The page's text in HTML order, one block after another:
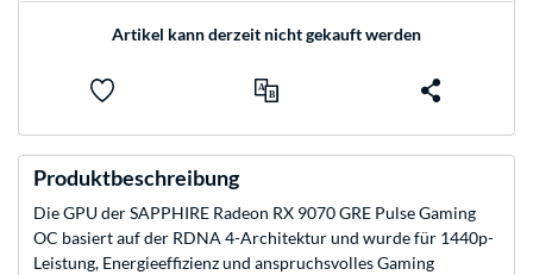
Artikel kann derzeit nicht gekauft werden
Produktbeschreibung
Die GPU der SAPPHIRE Radeon RX 9070 GRE Pulse Gaming
OC basiert auf der RDNA 4-Architektur und wurde für 1440p-
Leistung, Energieeffizienz und anspruchsvolles Gaming